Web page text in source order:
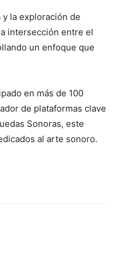
la exploración de
intersección entre el
un enfoque que
en más de 100
de plataformas clave
Sonoras, este
al arte sonoro.